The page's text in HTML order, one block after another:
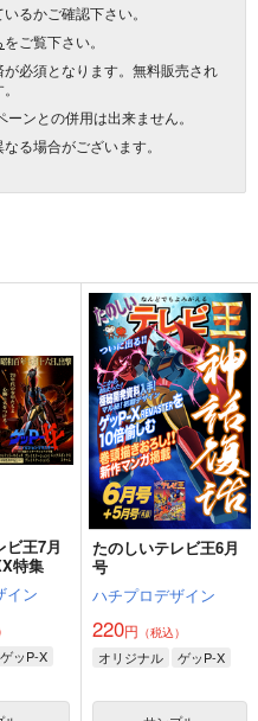
るかご確認下さい。
をご覧下さい。
必須となります。無料販売され
ンとの併用は出来ません。
る場合がございます。
ビ王7月
特集
イン
ゲッP-X
たのしいテレビ王6月
号
ハチプロデザイン
220円 （税込）
オリジナル ゲッP-X